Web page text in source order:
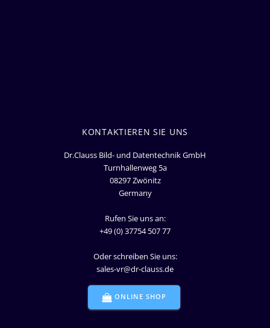
KONTAKTIEREN SIE UNS
Dr.­Clauss Bild- und Datentechnik GmbH
Turnhallenweg 5a
08297 Zwönitz
Germany
Rufen Sie uns an:
+49 (0) 37754 507 77
Oder schreiben Sie uns:
sales-vr@dr-clauss.de
ONLINE SHOP